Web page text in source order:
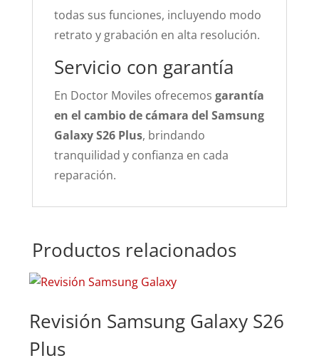
todas sus funciones, incluyendo modo
retrato y grabación en alta resolución.
Servicio con garantía
En Doctor Moviles ofrecemos garantía
en el cambio de cámara del Samsung
Galaxy S26 Plus, brindando
tranquilidad y confianza en cada
reparación.
Productos relacionados
Revisión Samsung Galaxy S26
Plus